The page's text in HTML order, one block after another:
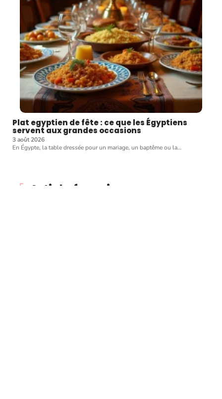
Plat egyptien de fête : ce que les Égyptiens
servent aux grandes occasions
3 août 2026
En Égypte, la table dressée pour un mariage, un baptême ou la…
Article favori